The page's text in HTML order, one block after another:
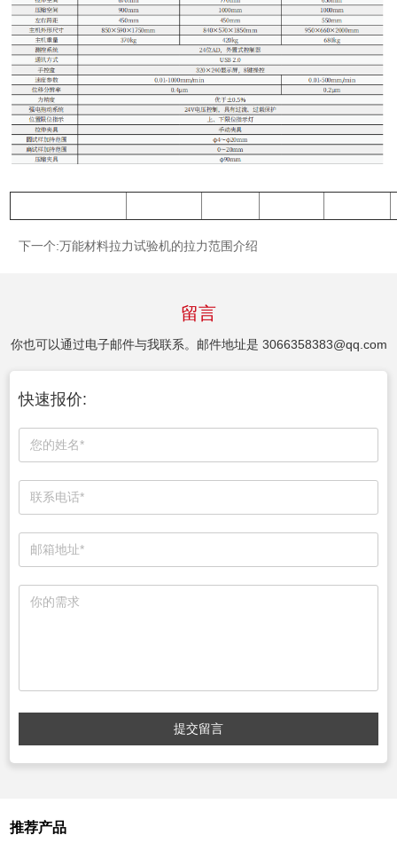
下一个:万能材料拉力试验机的拉力范围介绍
留言
你也可以通过电子邮件与我联系。邮件地址是 3066358383@qq.com
快速报价:
提交留言
推荐产品